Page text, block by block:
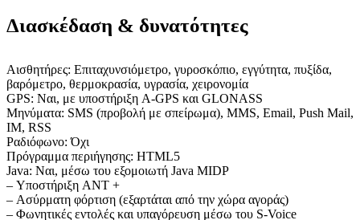
Διασκέδαση & δυνατότητες
Αισθητήρες: Επιταχυνσιόμετρο, γυροσκόπιο, εγγύτητα, πυξίδα,
βαρόμετρο, θερμοκρασία, υγρασία, χειρονομία
GPS: Ναι, με υποστήριξη A-GPS και GLONASS
Μηνύματα: SMS (προβολή με σπείρωμα), MMS, Email, Push Mail,
IM, RSS
Ραδιόφωνο: Όχι
Πρόγραμμα περιήγησης: HTML5
Java: Ναι, μέσω του εξομοιωτή Java MIDP
– Υποστήριξη ANT +
– Ασύρματη φόρτιση (εξαρτάται από την χώρα αγοράς)
– Φωνητικές εντολές και υπαγόρευση μέσω του S-Voice